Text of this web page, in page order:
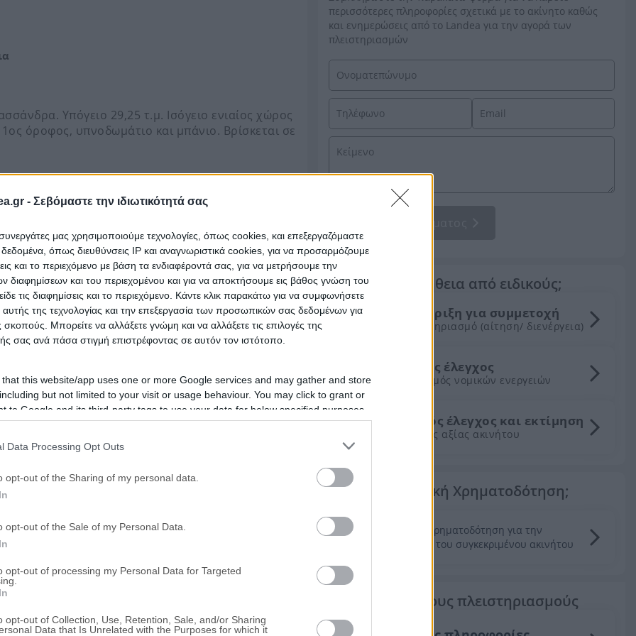
- Σεβόμαστε την ιδιωτικότητά σας
συνεργάτες μας χρησιμοποιούμε τεχνολογίες, όπως cookies, και επεξεργαζόμαστε
όπως διευθύνσεις IP και αναγνωριστικά cookies, για να προσαρμόζουμε
και το περιεχόμενο με βάση τα ενδιαφέροντά σας, για να μετρήσουμε την
διαφημίσεων και του περιεχομένου και για να αποκτήσουμε εις βάθος γνώση του
τις διαφημίσεις και το περιεχόμενο. Κάντε κλικ παρακάτω για να συμφωνήσετε
της τεχνολογίας και την επεξεργασία των προσωπικών σας δεδομένων για
Μπορείτε να αλλάξετε γνώμη και να αλλάξετε τις επιλογές της
σας ανά πάσα στιγμή επιστρέφοντας σε αυτόν τον ιστότοπο.
that this website/app uses one or more Google services and may gather and store
but not limited to your visit or usage behaviour. You may click to grant or
to Google and its third-party tags to use your data for below specified purposes
consent section.
Data Processing Opt Outs
opt-out of the Sharing of my personal data.
opt-out of the Sale of my Personal Data.
opt-out of processing my Personal Data for Targeted
opt-out of Collection, Use, Retention, Sale, and/or Sharing
Data that Is Unrelated with the Purposes for which it
Υπόγειο 29,25 τ.μ. Ισόγειο ενιαίος χώρος
όροφος, υπνοδωμάτιο και μπάνιο. Βρίσκεται σε
είναι αναρτημένος στο eauction.gr (πλατφόρμα
περισσότερες πληροφορίες σχετικά με το ακίνητο καθώς
και ενημερώσεις από το Landea για την αγορά των
πλειστηριασμών
Χρειάζεσαι βοήθεια από ειδικούς;
Υποστήριξη για συμμετοχή
σε πλειστηριασμό (αίτηση/ διενέργεια)
Νομικός έλεγχος
Συντονισμός νομικών ενεργειών
Τεχνικός έλεγχος και εκτίμηση
εμπορικής αξίας ακινήτου
Θέλεις Τραπεζική Χρηματοδότηση;
Ζητήστε χρηματοδότηση για την
απόκτηση του συγκεκριμένου ακινήτου
Τα πάντα για τους πλειστηριασμούς